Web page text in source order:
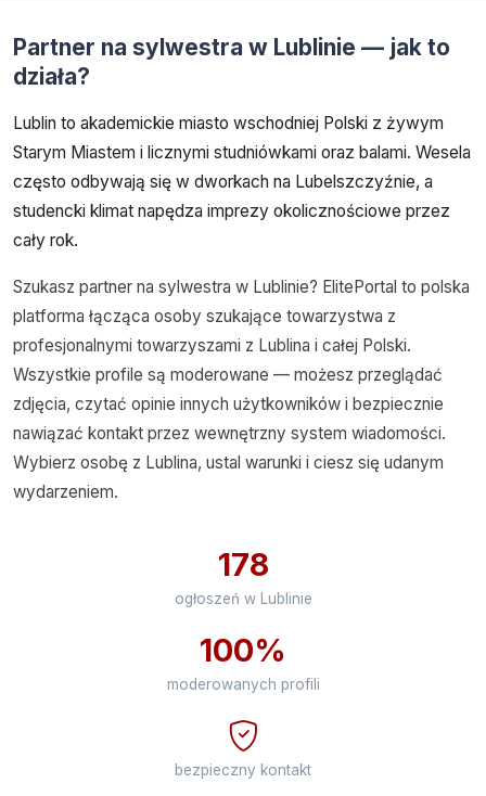
Partner na sylwestra w Lublinie — jak to
działa?
Lublin to akademickie miasto wschodniej Polski z żywym
Starym Miastem i licznymi studniówkami oraz balami. Wesela
często odbywają się w dworkach na Lubelszczyźnie, a
studencki klimat napędza imprezy okolicznościowe przez
cały rok.
Szukasz partner na sylwestra w Lublinie? ElitePortal to polska
platforma łącząca osoby szukające towarzystwa z
profesjonalnymi towarzyszami z Lublina i całej Polski.
Wszystkie profile są moderowane — możesz przeglądać
zdjęcia, czytać opinie innych użytkowników i bezpiecznie
nawiązać kontakt przez wewnętrzny system wiadomości.
Wybierz osobę z Lublina, ustal warunki i ciesz się udanym
wydarzeniem.
178
ogłoszeń w Lublinie
100%
moderowanych profili
bezpieczny kontakt